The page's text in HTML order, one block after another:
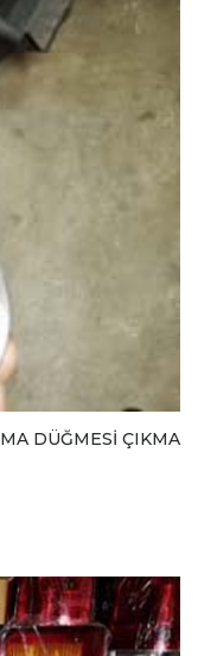
DÜĞMESİ ÇIKMA